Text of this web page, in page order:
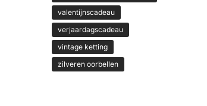
valentijnscadeau
verjaardagscadeau
vintage ketting
zilveren oorbellen